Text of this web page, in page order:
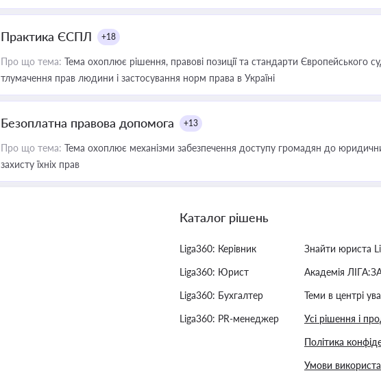
Практика ЄСПЛ +18
Про що тема: Тема охоплює рішення, правові позиції та стандарти Європейського
тлумачення прав людини і застосування норм права в Україні
Безоплатна правова допомога +13
Про що тема: Тема охоплює механізми забезпечення доступу громадян до
захисту їхніх прав
Каталог рішень
Liga360: Керівник
Liga360: Юрист
Liga360: Бухгалтер
Liga360: PR-менеджер
Знайти юриста
Академія
Теми в центрі
Усі рішення і
Політика
Умови